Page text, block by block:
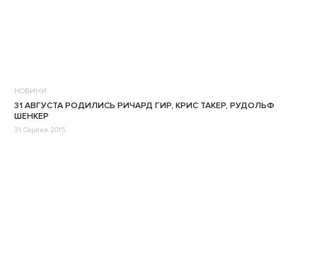
НОВИНИ
31 АВГУСТА РОДИЛИСЬ РИЧАРД ГИР, КРИС ТАКЕР, РУДОЛЬФ
ШЕНКЕР
31 Серпня 2015